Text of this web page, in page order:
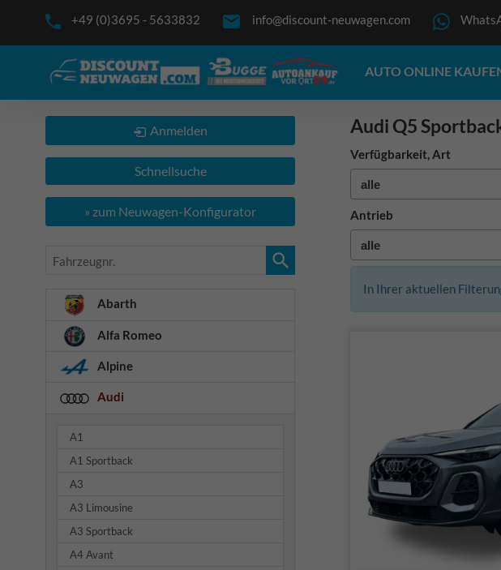
+49 (0)3695 - 5633832 info@discount-neuwagen.com
AUTO ONLINE
Audi Q5
Verfügbarkeit, Art
Antrieb
In Ihrer aktuellen
Anmelden
Schnellsuche
» zum Neuwagen-Konfigurator
Fahrzeugnr.
Abarth
Alfa Romeo
Alpine
Audi
A1
A1 Sportback
A3
A3 Limousine
A3 Sportback
A4 Avant